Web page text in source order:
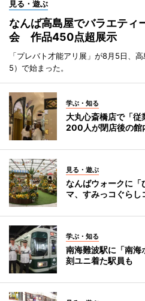
見る・遊ぶ
なんば高島屋でバラエティ
会 作品450点超展示
「プレバト才能アリ展」が8月5日、
5）で始まった。
学ぶ・知る
大丸心斎橋店で「
200人が閉店後の館
見る・遊ぶ
なんばウォークに
マ、すみっコぐらし
学ぶ・知る
南海難波駅に「南
刻ユニ着た駅員も